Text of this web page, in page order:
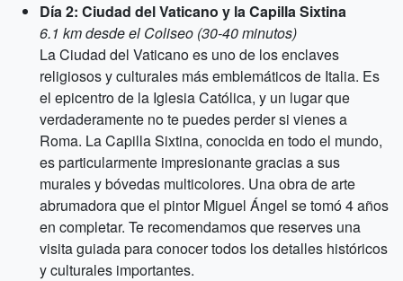
Día 2: Ciudad del Vaticano y la Capilla Sixtina
6.1 km desde el Coliseo (30-40 minutos)
La Ciudad del Vaticano es uno de los enclaves
religiosos y culturales más emblemáticos de Italia. Es
el epicentro de la Iglesia Católica, y un lugar que
verdaderamente no te puedes perder si vienes a
Roma. La Capilla Sixtina, conocida en todo el mundo,
es particularmente impresionante gracias a sus
murales y bóvedas multicolores. Una obra de arte
abrumadora que el pintor Miguel Ángel se tomó 4 años
en completar. Te recomendamos que reserves una
visita guiada para conocer todos los detalles históricos
y culturales importantes.